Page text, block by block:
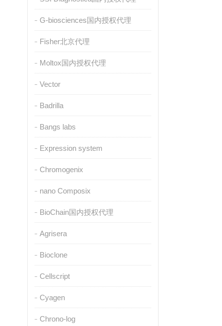
G-biosciences国内授权代理
Fisher北京代理
Moltox国内授权代理
Vector
Badrilla
Bangs labs
Expression system
Chromogenix
nano Composix
BioChain国内授权代理
Agrisera
Bioclone
Cellscript
Cyagen
Chrono-log